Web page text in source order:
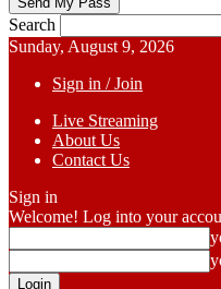
Search
Sunday, August 9, 2026
Sign in / Join
Live Streaming
About Us
Contact Us
Sign in
Welcome! Log into your